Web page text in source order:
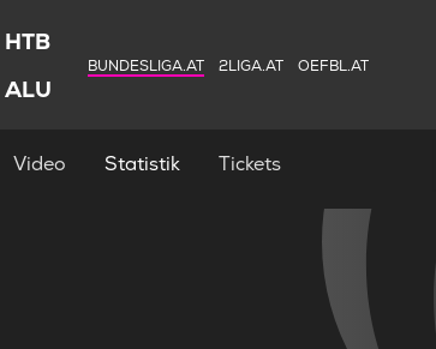
HTB
ALU
BUNDESLIGA.AT 2LIGA.AT OEFBL.AT
Video Statistik Tickets